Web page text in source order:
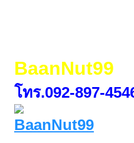
BaanNut99
โทร.092-897-